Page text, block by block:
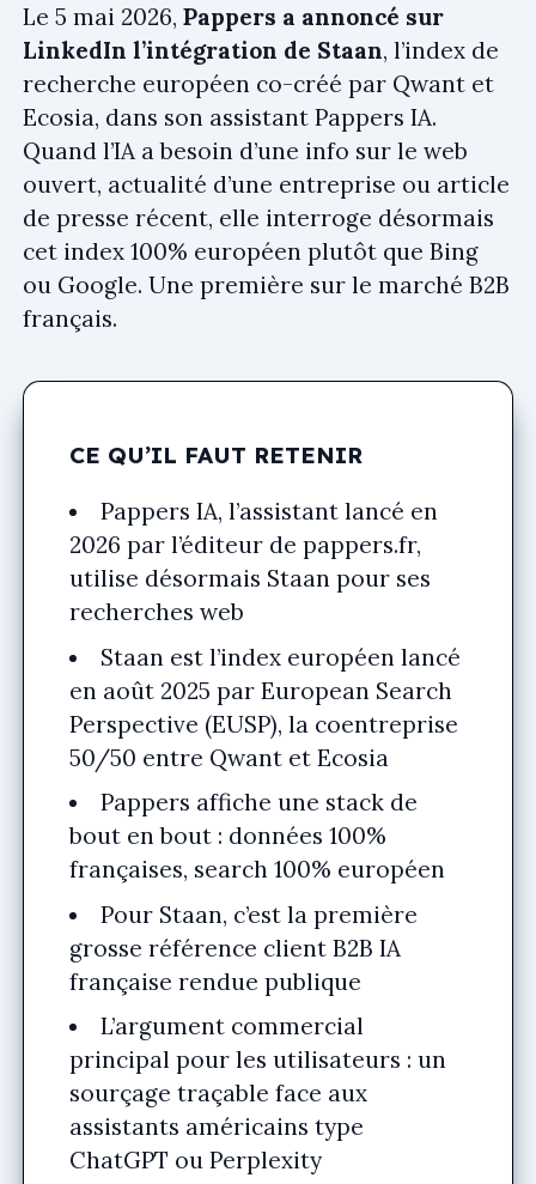
Le 5 mai 2026, Pappers a annoncé sur
LinkedIn l’intégration de Staan, l’index de
recherche européen co-créé par Qwant et
Ecosia, dans son assistant Pappers IA.
Quand l’IA a besoin d’une info sur le web
ouvert, actualité d’une entreprise ou article
de presse récent, elle interroge désormais
cet index 100% européen plutôt que Bing
ou Google. Une première sur le marché B2B
français.
CE QU’IL FAUT RETENIR
Pappers IA, l’assistant lancé en
2026 par l’éditeur de pappers.fr,
utilise désormais Staan pour ses
recherches web
Staan est l’index européen lancé
en août 2025 par European Search
Perspective (EUSP), la coentreprise
50/50 entre Qwant et Ecosia
Pappers affiche une stack de
bout en bout : données 100%
françaises, search 100% européen
Pour Staan, c’est la première
grosse référence client B2B IA
française rendue publique
L’argument commercial
principal pour les utilisateurs : un
sourçage traçable face aux
assistants américains type
ChatGPT ou Perplexity